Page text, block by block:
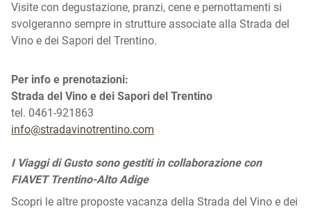
Visite con degustazione, pranzi, cene e pernottamenti si
svolgeranno sempre in strutture associate alla Strada del
Vino e dei Sapori del Trentino.
Per info e prenotazioni:
Strada del Vino e dei Sapori del Trentino
tel. 0461-921863
info@stradavinotrentino.com
I Viaggi di Gusto sono gestiti in collaborazione con
FIAVET Trentino-Alto Adige
Scopri le altre proposte vacanza della Strada del Vino e dei